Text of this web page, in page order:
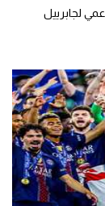
لجابرييل